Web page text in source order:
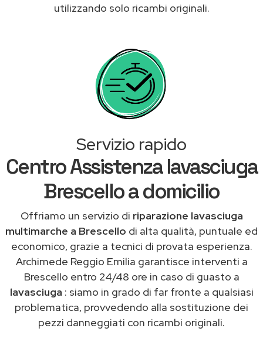
utilizzando solo ricambi originali.
Servizio rapido
Centro Assistenza lavasciuga
Brescello a domicilio
Offriamo un servizio di riparazione lavasciuga
multimarche a Brescello di alta qualità, puntuale ed
economico, grazie a tecnici di provata esperienza.
Archimede Reggio Emilia garantisce interventi a
Brescello entro 24/48 ore in caso di guasto a
lavasciuga : siamo in grado di far fronte a qualsiasi
problematica, provvedendo alla sostituzione dei
pezzi danneggiati con ricambi originali.